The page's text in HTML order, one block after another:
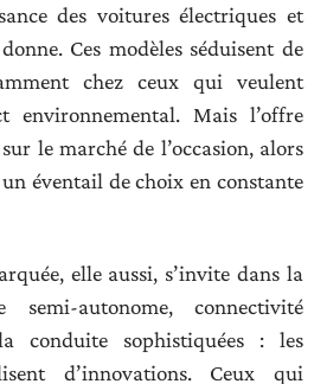
des voitures électriques et
Ces modèles séduisent de
chez ceux qui veulent
environnemental. Mais l’offre
le marché de l’occasion, alors
éventail de choix en constante
elle aussi, s’invite dans la
semi-autonome, connectivité
conduite sophistiquées : les
d’innovations. Ceux qui